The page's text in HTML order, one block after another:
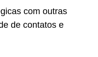
com outras
de contatos e